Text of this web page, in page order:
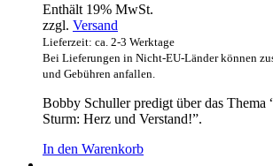
Enthält 19% MwSt.
zzgl. Versand
Lieferzeit: ca. 2-3 Werktage
Bei Lieferungen in Nicht-EU-Länder können
und Gebühren anfallen.
Bobby Schuller predigt über das Thema
Sturm: Herz und Verstand!”.
In den Warenkorb